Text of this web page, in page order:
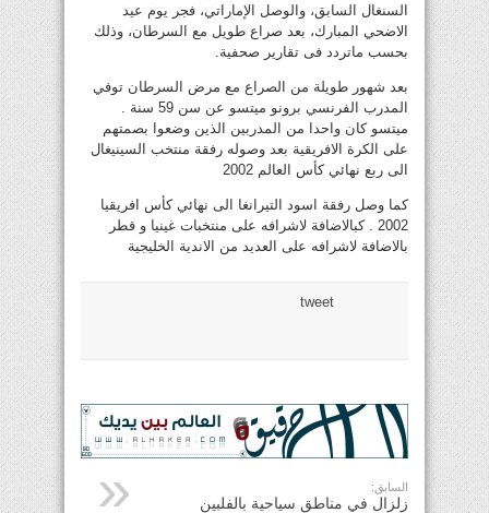
السنغال السابق، والوصل الإماراتي، فجر يوم عيد
الاضحي المبارك، بعد صراع طويل مع السرطان، وذلك
بحسب ماتردد فى تقارير صحفية.
بعد شهور طويلة من الصراع مع مرض السرطان توفي
المدرب الفرنسي برونو ميتسو عن سن 59 سنة .
ميتسو كان واحدا من المدربين الذين وضعوا بصمتهم
على الكرة الافريقية بعد وصوله رفقة منتخب السينيغال
الى ربع نهائي كأس العالم 2002
كما وصل رفقة اسود التيرانغا الى نهائي كأس افريقيا
2002 . كبالاضافة لاشرافه على منتخبات غينيا و قطر
بالاضافة لاشرافه على العديد من الاندية الخليجية
tweet
السابق:
زلزال في مناطق سياحية بالفلبين